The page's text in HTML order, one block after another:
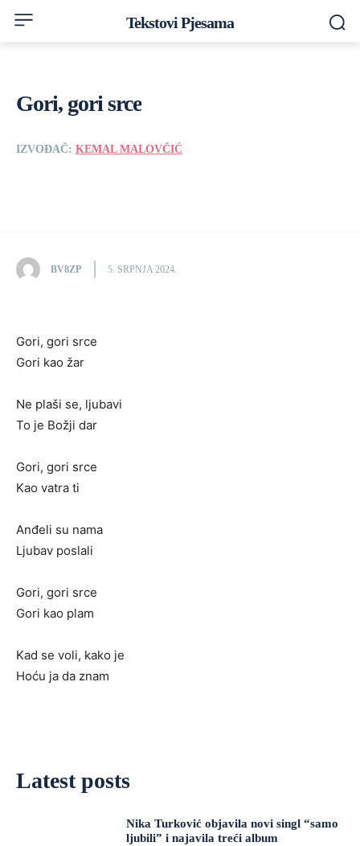
Tekstovi Pjesama
Gori, gori srce
IZVOĐAČ: KEMAL MALOVČIĆ
BV8ZP 5. SRPNJA 2024.
Gori, gori srce
Gori kao žar
Ne plaši se, ljubavi
To je Božji dar
Gori, gori srce
Kao vatra ti
Anđeli su nama
Ljubav poslali
Gori, gori srce
Gori kao plam
Kad se voli, kako je
Hoću ja da znam
Latest posts
Nika Turković objavila novi singl “samo
ljubili” i najavila treći album